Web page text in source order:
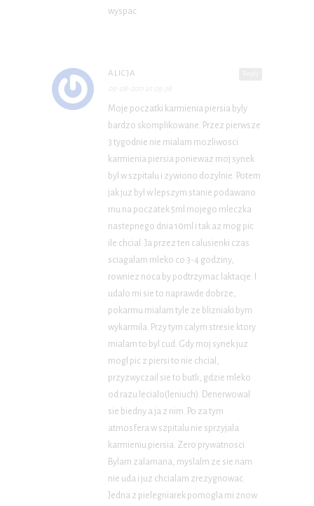
wyspac
ALICJA
Moje poczatki karmienia piersia byly
bardzo skomplikowane. Przez pierwsze
3 tygodnie nie mialam mozliwosci
karmienia piersia poniewaz moj synek
byl w szpitalu i zywiono dozylnie. Potem
jak juz byl w lepszym stanie podawano
mu na poczatek 5ml mojego mleczka
nastepnego dnia 10ml i tak az mog pic
ile chcial. Ja przez ten calusienki czas
sciagalam mleko co 3-4 godziny,
rowniez noca by podtrzymac laktacje. I
udalo mi sie to naprawde dobrze,
pokarmu mialam tyle ze blizniaki bym
wykarmila. Przy tym calym stresie ktory
mialam to byl cud. Gdy moj synek juz
mogl pic z piersi to nie chcial,
przyzwyczail sie to butli, gdzie mleko
od razu lecialo(leniuch). Denerwowal
sie biedny a ja z nim. Po za tym
atmosfera w szpitalu nie sprzyjala
karmieniu piersia. Zero prywatnosci.
Bylam zalamana, myslalm ze sie nam
nie uda i juz chcialam zrezygnowac.
Jedna z pielegniarek pomogla mi znow